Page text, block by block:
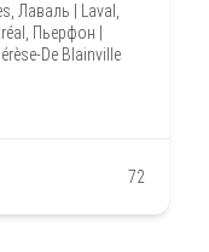
, Лаваль | Laval ,
, Пьерфон |
De Blainville
72